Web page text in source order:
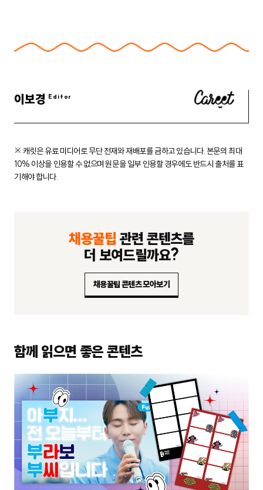
이보경
※ 캐릿은 유료 미디어로 무단 전재와 재배포를 금하고 있습니다. 본문의 최대
10% 이상을 인용할 수 없으며 원문을 일부 인용할 경우에도반드시 출처를 표
기해야 합니다.
채용꿀팁 관련 콘텐츠를
더 보여드릴까요?
채용꿀팁 콘텐츠 모아보기
함께 읽으면 좋은 콘텐츠